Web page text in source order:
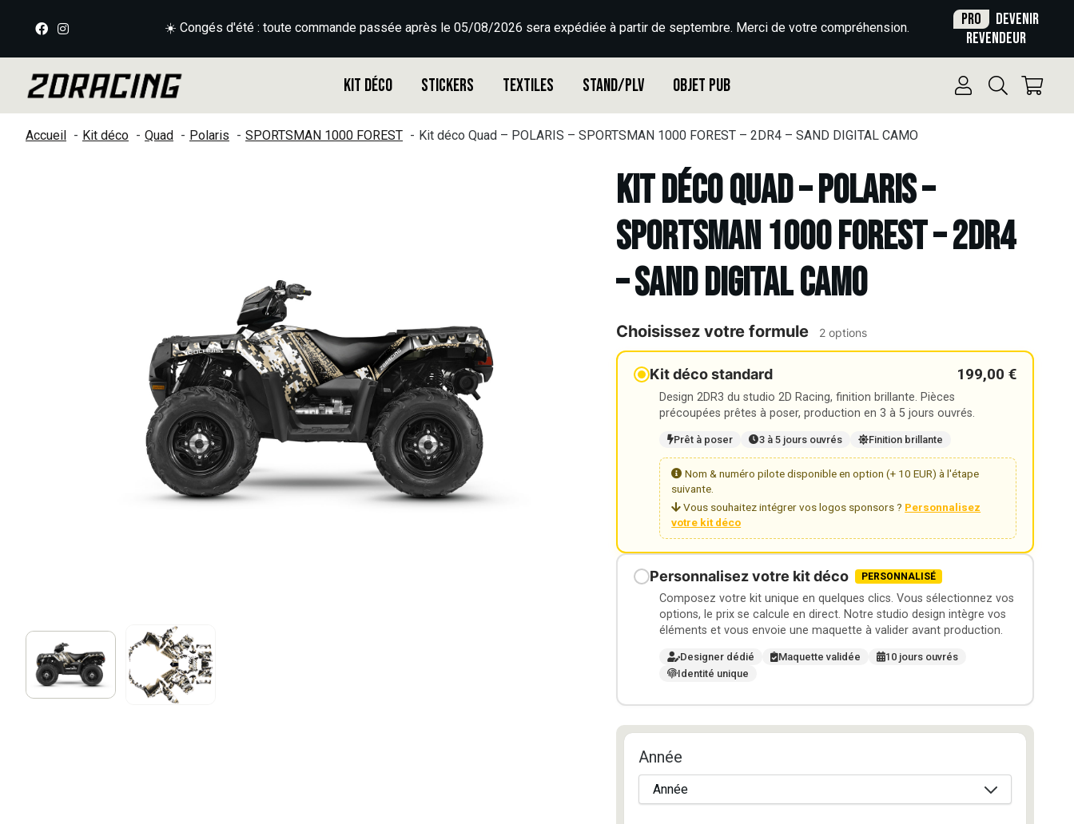
☀️ Congés d'été : toute commande passée après le 05/08/2026 sera expédiée à partir de septembre. Merci de votre compréhension. Pro
Devenir
revendeur
Kit déco Stickers Textiles Stand/PLV Objet Pub
Accueil Kit déco Quad Polaris SPORTSMAN 1000 FOREST Kit déco Quad – POLARIS – SPORTSMAN 1000 FOREST – 2DR4 – SAND DIGITAL CAMO
Kit déco Quad – POLARIS –
SPORTSMAN 1000 FOREST – 2DR4
– SAND DIGITAL CAMO
Choisissez votre formule 2 options
Kit déco standard 199,00 €
Design 2DR3 du studio 2D Racing, finition brillante. Pièces
précoupées prêtes à poser, production en 3 à 5 jours ouvrés.
Prêt à poser 3 à 5 jours ouvrés Finition brillante
Nom & numéro pilote disponible en option (+ 10 EUR) à l'étape
suivante.
Vous souhaitez intégrer vos logos sponsors ? Personnalisez
votre kit déco
Personnalisez votre kit déco PERSONNALISÉ
Composez votre kit unique en quelques clics. Vous sélectionnez vos
options, le prix se calcule en direct. Notre studio design intègre vos
éléments et vous envoie une maquette à valider avant production.
Designer dédié Maquette validée
10 jours ouvrés
Identité unique
Année